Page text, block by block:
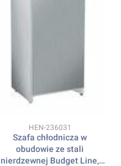
Kod produktu
HEN-236031
Szafa chłodnicza w
obudowie ze stali
nierdzewnej Budget Line,